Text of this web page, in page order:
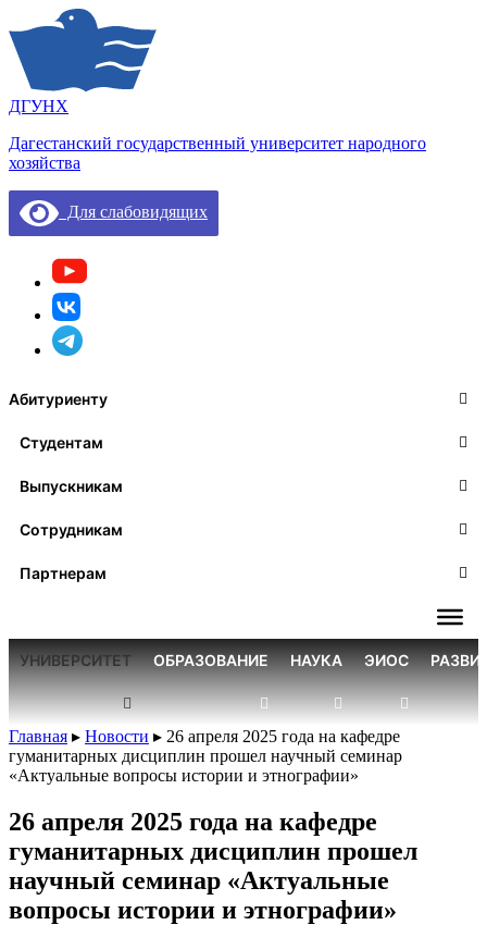
ДГУНХ
Дагестанский государственный университет народного
хозяйства
Для слабовидящих
Абитуриенту
Студентам
Выпускникам
Сотрудникам
Партнерам
УНИВЕРСИТЕТ ОБРАЗОВАНИЕ НАУКА ЭИОС
Главная ▸ Новости ▸ 26 апреля 2025 года на кафедре
гуманитарных дисциплин прошел научный семинар
«Актуальные вопросы истории и этнографии»
26 апреля 2025 года на кафедре
гуманитарных дисциплин прошел
научный семинар «Актуальные
вопросы истории и этнографии»